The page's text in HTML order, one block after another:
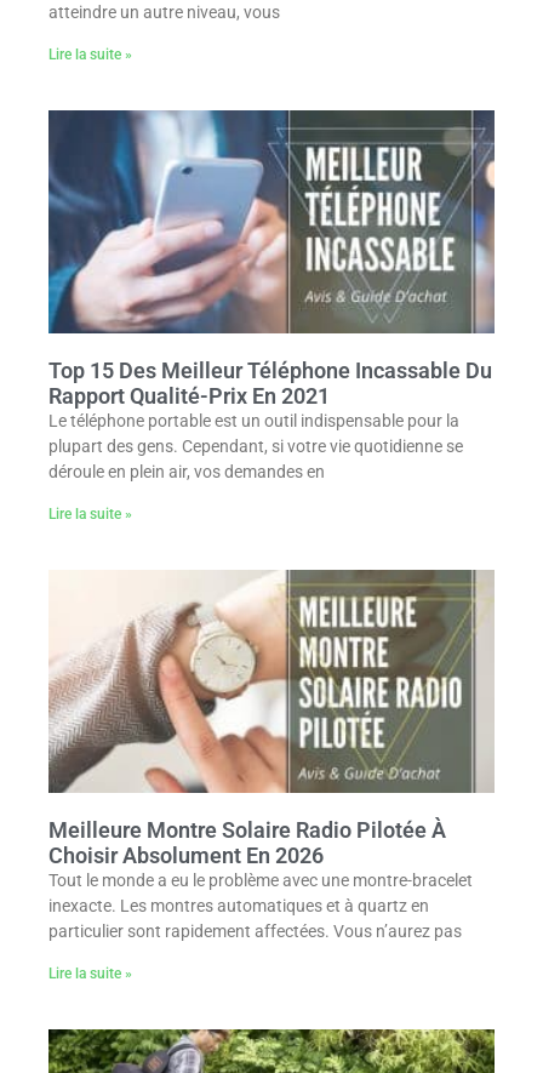
atteindre un autre niveau, vous
Lire la suite »
Top 15 Des Meilleur Téléphone Incassable Du
Rapport Qualité-Prix En 2021
Le téléphone portable est un outil indispensable pour la
plupart des gens. Cependant, si votre vie quotidienne se
déroule en plein air, vos demandes en
Lire la suite »
Meilleure Montre Solaire Radio Pilotée À
Choisir Absolument En 2026
Tout le monde a eu le problème avec une montre-bracelet
inexacte. Les montres automatiques et à quartz en
particulier sont rapidement affectées. Vous n’aurez pas
Lire la suite »